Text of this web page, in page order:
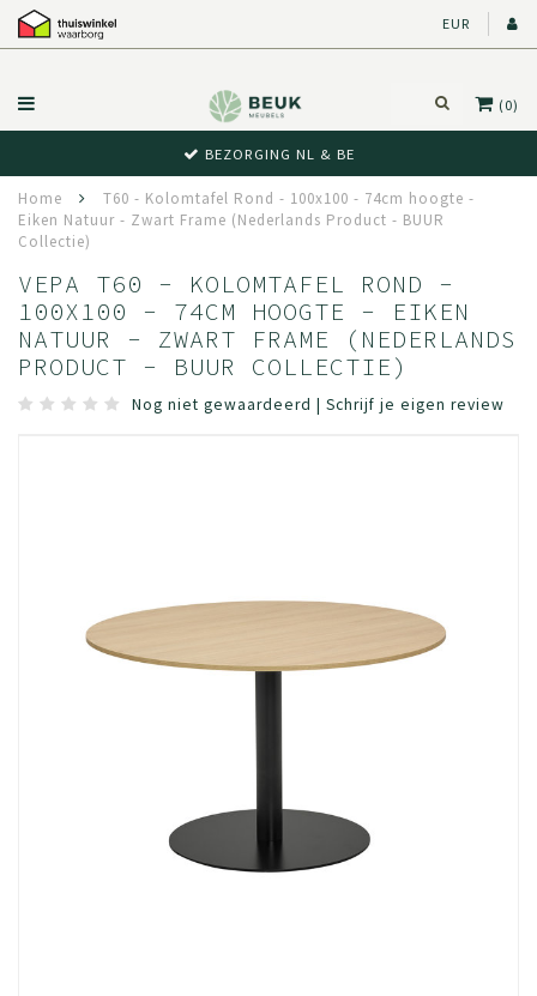
EUR
(0)
BEZORGING NL & BE
Home
T60 - Kolomtafel Rond - 100x100 - 74cm hoogte -
Eiken Natuur - Zwart Frame (Nederlands Product - BUUR
Collectie)
VEPA T60 - KOLOMTAFEL ROND -
100X100 - 74CM HOOGTE - EIKEN
NATUUR - ZWART FRAME (NEDERLANDS
PRODUCT - BUUR COLLECTIE)
Nog niet gewaardeerd | Schrijf je eigen review